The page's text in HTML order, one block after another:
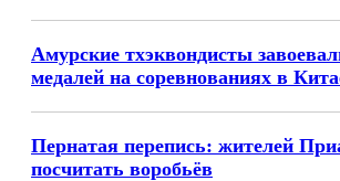
Амурские тхэквондисты
медалей на соревнованиях в
Пернатая перепись: жителей
посчитать воробьёв